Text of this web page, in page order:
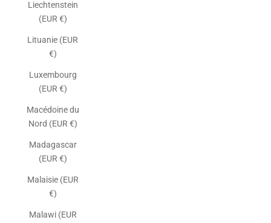
Liechtenstein
(EUR €)
Lituanie (EUR
€)
Luxembourg
(EUR €)
Macédoine du
Nord (EUR €)
Madagascar
(EUR €)
Malaisie (EUR
€)
Malawi (EUR